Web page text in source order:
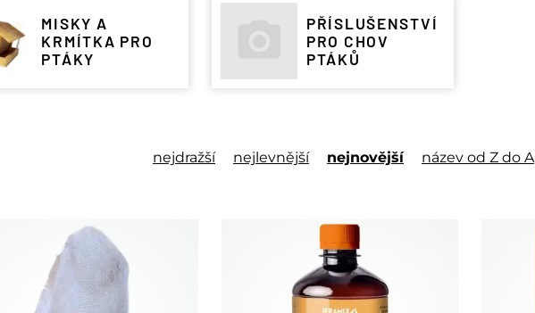
MISKY A
KRMÍTKA PRO
PTÁKY
PŘÍSLUŠENSTVÍ
PRO CHOV
PTÁKŮ
nejdražší nejlevnější nejnovější název od Z do A